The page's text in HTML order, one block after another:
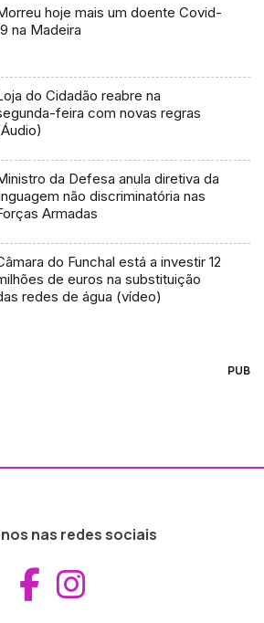
hoje mais um doente Covid-
na Madeira
do Cidadão reabre na
feira com novas regras
da Defesa anula diretiva da
não discriminatória nas
Armadas
do Funchal está a investir 12
de euros na substituição
redes de água (vídeo)
PUB
nas redes sociais
Aceder ao